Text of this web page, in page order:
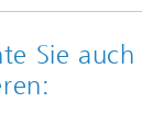
Sie auch